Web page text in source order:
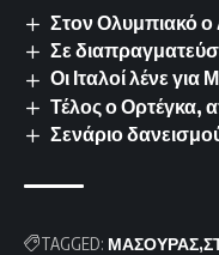
Στον Ολυμπιακό
Σε
Οι Ιταλοί λένε
Τέλος ο Ορτέγκα,
Σενάριο
TAGGED: ΜΑΣΟΥΡΑΣ